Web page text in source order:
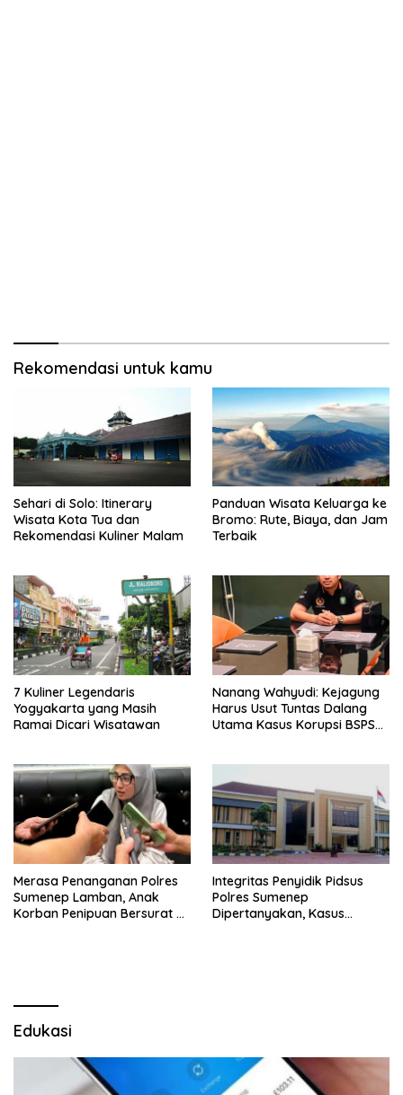
Rekomendasi untuk kamu
Sehari di Solo: Itinerary
Wisata Kota Tua dan
Rekomendasi Kuliner Malam
Panduan Wisata Keluarga ke
Bromo: Rute, Biaya, dan Jam
Terbaik
7 Kuliner Legendaris
Yogyakarta yang Masih
Ramai Dicari Wisatawan
Nanang Wahyudi: Kejagung
Harus Usut Tuntas Dalang
Utama Kasus Korupsi BSPS
Merasa Penanganan Polres
Sumenep Lamban, Anak
Korban Penipuan Bersurat ke
Integritas Penyidik Pidsus
Polres Sumenep
Dipertanyakan, Kasus
Edukasi